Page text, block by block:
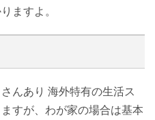
ますよ。
んあり 海外特有の生活ス
すが、わが家の場合は基本